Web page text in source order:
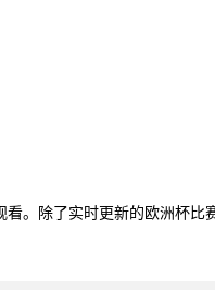
。除了实时更新的欧洲杯比